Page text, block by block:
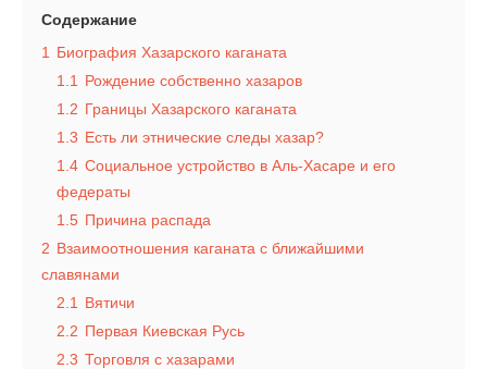
Содержание
1
Биография Хазарского каганата
1.1
Рождение собственно хазаров
1.2 Границы Хазарского каганата
1.3 Есть ли этнические следы хазар?
1.4 Социальное устройство в Аль-Хасаре и его
федераты
1.5 Причина распада
2 Взаимоотношения каганата с ближайшими
славянами
2.1
Вятичи
2.2 Первая Киевская Русь
2.3 Торговля с хазарами